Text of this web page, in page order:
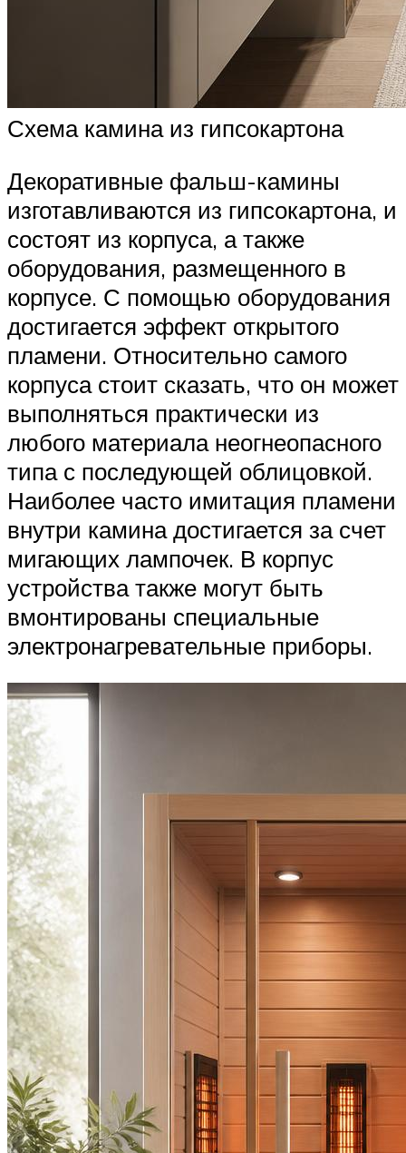
Схема камина из гипсокартона
Декоративные фальш-камины
изготавливаются из гипсокартона, и
состоят из корпуса, а также
оборудования, размещенного в
корпусе. С помощью оборудования
достигается эффект открытого
пламени. Относительно самого
корпуса стоит сказать, что он может
выполняться практически из
любого материала неогнеопасного
типа с последующей облицовкой.
Наиболее часто имитация пламени
внутри камина достигается за счет
мигающих лампочек. В корпус
устройства также могут быть
вмонтированы специальные
электронагревательные приборы.